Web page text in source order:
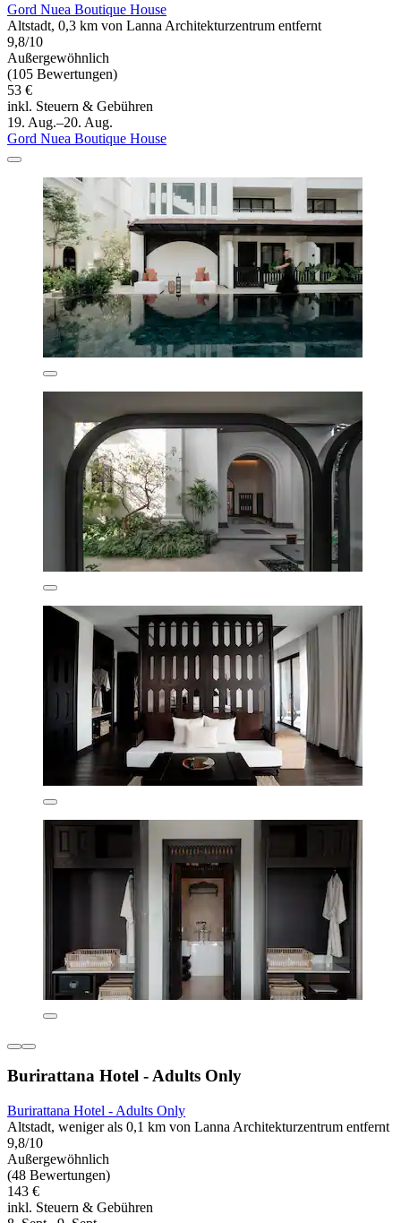
Gord Nuea Boutique House
Altstadt, 0,3 km von Lanna Architekturzentrum entfernt
9,8/10
Außergewöhnlich
(105 Bewertungen)
53 €
inkl. Steuern & Gebühren
19. Aug.–20. Aug.
Gord Nuea Boutique House
Burirattana Hotel - Adults Only
Burirattana Hotel - Adults Only
Altstadt, weniger als 0,1 km von Lanna Architekturzentrum entfernt
9,8/10
Außergewöhnlich
(48 Bewertungen)
143 €
inkl. Steuern & Gebühren